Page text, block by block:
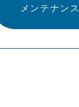
メンテナン